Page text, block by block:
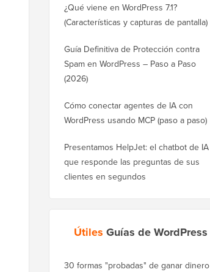
¿Qué viene en WordPress 7.1?
(Características y capturas de pantalla)
Guía Definitiva de Protección contra
Spam en WordPress – Paso a Paso
(2026)
Cómo conectar agentes de IA con
WordPress usando MCP (paso a paso)
Presentamos HelpJet: el chatbot de IA
que responde las preguntas de sus
clientes en segundos
Útiles Guías de WordPress
30 formas "probadas" de ganar dinero